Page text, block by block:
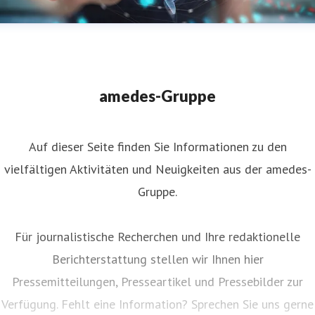
amedes-Gruppe
Auf dieser Seite finden Sie Informationen zu den
vielfältigen Aktivitäten und Neuigkeiten aus der amedes-
Gruppe.
Für journalistische Recherchen und Ihre redaktionelle
Berichterstattung stellen wir Ihnen hier
Pressemitteilungen, Presseartikel und Pressebilder zur
Verfügung. Fehlt eine Information? Sprechen Sie uns gerne